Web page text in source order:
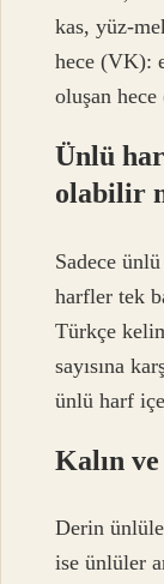
kas, yüz-
hece (VK):
oluşan
Ünlü
olabilir
Sadece
harfler tek
Türkçe
sayısına
ünlü harf
Kalın
Derin
ise ünlüler